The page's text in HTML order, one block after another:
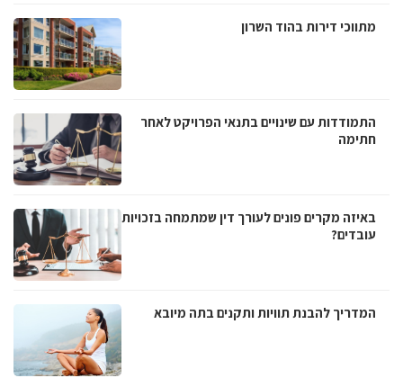
מתווכי דירות בהוד השרון
התמודדות עם שינויים בתנאי הפרויקט לאחר
חתימה
באיזה מקרים פונים לעורך דין שמתמחה בזכויות
עובדים?
המדריך להבנת תוויות ותקנים בתה מיובא